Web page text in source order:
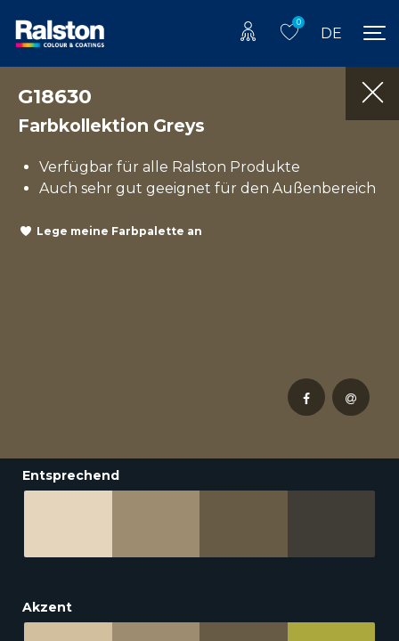
0
DE
G18630
Farbkollektion Greys
Verfügbar für alle Ralston Produkte
Auch sehr gut geeignet für den Außenbereich
Lege meine Farbpalette an
Entsprechend
Akzent